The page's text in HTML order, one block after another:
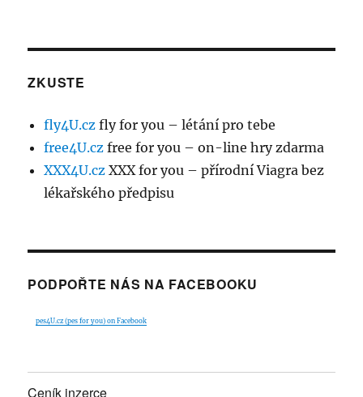
ZKUSTE
fly4U.cz fly for you – létání pro tebe
free4U.cz free for you – on-line hry zdarma
XXX4U.cz XXX for you – přírodní Viagra bez
lékařského předpisu
PODPOŘTE NÁS NA FACEBOOKU
pes4U.cz (pes for you) on Facebook
Ceník inzerce